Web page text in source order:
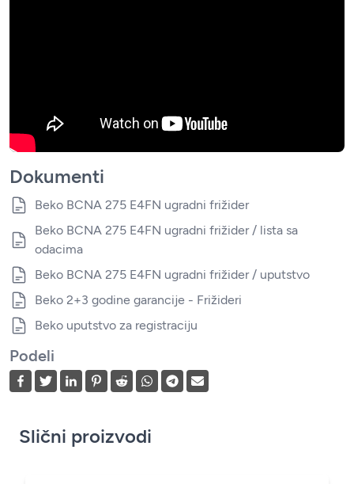
Dokumenti
Beko BCNA 275 E4FN ugradni frižider
Beko BCNA 275 E4FN ugradni frižider / lista sa
odacima
Beko BCNA 275 E4FN ugradni frižider / uputstvo
Beko 2+3 godine garancije - Frižideri
Beko uputstvo za registraciju
Podeli
Slični proizvodi